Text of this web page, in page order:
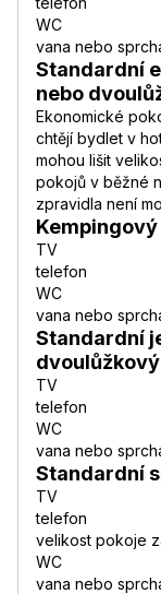
WC
vana nebo
Standardní
nebo
Ekonomické
chtějí bydlet v
mohou lišit
pokojů v běžné
zpravidla není
TV
telefon
WC
vana nebo
Standardní
TV
telefon
WC
vana nebo
Standardní
TV
telefon
velikost pokoje
WC
vana nebo